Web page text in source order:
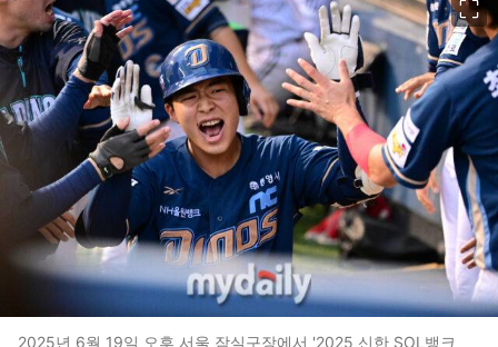
2025년 6월 19일 오후 서울 잠실구장에서 '2025 신한 SOL뱅크